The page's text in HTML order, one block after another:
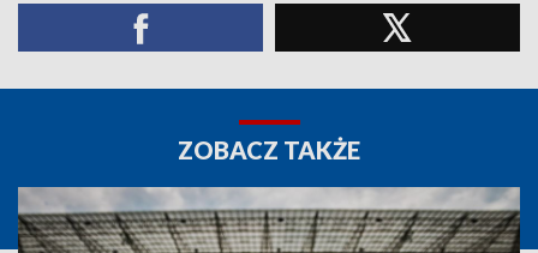
ZOBACZ TAKŻE